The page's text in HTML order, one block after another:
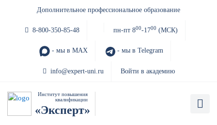
Дополнительное профессиональное образование
8-800-350-85-48 пн-пт 800-1700 (МСК)
- мы в MAX - мы в Telegram
info@expert-uni.ru Войти в академию
Институт повышения
квалификации
«Эксперт»